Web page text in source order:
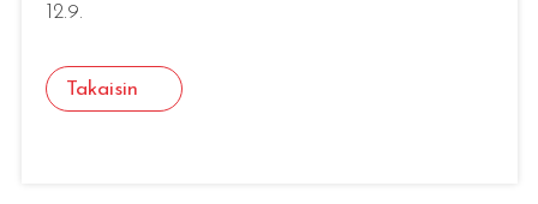
12.9.
Takaisin